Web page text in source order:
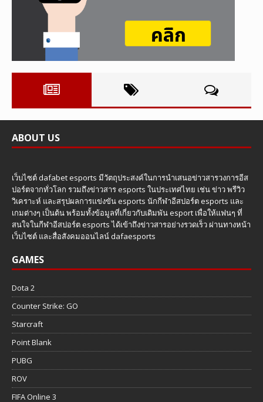
ABOUT US
เว็บไซต์ dafabet esports มีวัตถุประสงค์ในการนำเสนอข่าวสารวงการอีส
ปอร์ตจากทั่วโลก รวมถึงข่าวสาร esports ในประเทศไทย เช่น ข่าว พรีวิว
วิเคราะห์ และสรุปผลการแข่งขัน esports นักกีฬาอีสปอร์ต esports และ
เกมต่างๆ เป็นต้น พร้อมทั้งข้อมูลที่เกี่ยวกับเดิมพัน esport เพื่อให้แฟนๆ ที่
สนใจในกีฬาอีสปอร์ต esports ได้เข้าถึงข่าวสารอย่างรวดเร็ว ผ่านทางหน้า
เว็บไซต์ และสื่อสังคมออนไลน์ dafaesports
GAMES
Dota 2
Counter Strike: GO
Starcraft
Point Blank
PUBG
ROV
FIFA Online 3